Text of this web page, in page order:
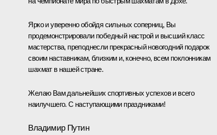
Ярко и уверенно обойдя сильных соперниц, Вы
продемонстрировали победный настрой и высший класс
мастерства, преподнесли прекрасный новогодний подарок
своим наставникам, близким и, конечно, всем поклонникам
шахмат в нашей стране.
Желаю Вам дальнейших спортивных успехов и всего
наилучшего. С наступающими праздниками!
Владимир Путин